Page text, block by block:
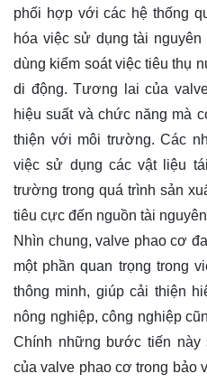
phối hợp với các hệ thống
hóa việc sử dụng tài
dùng kiểm soát việc tiêu thụ
di động. Tương lai của
hiệu suất và chức năng mà
thiện với môi trường. Các
việc sử dụng các vật liệu
trường trong quá trình sản
tiêu cực đến nguồn tài
Nhìn chung, valve phao cơ
một phần quan trọng trong
thông minh, giúp cải thiện
nông nghiệp, công nghiệp
Chính những bước tiến
của valve phao cơ trong bảo